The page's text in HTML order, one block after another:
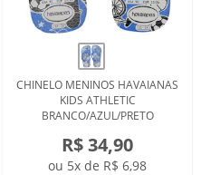
CHINELO MENINOS HAVAIANAS
KIDS ATHLETIC
BRANCO/AZUL/PRETO
R$ 34,90
ou 5x de R$ 6,98